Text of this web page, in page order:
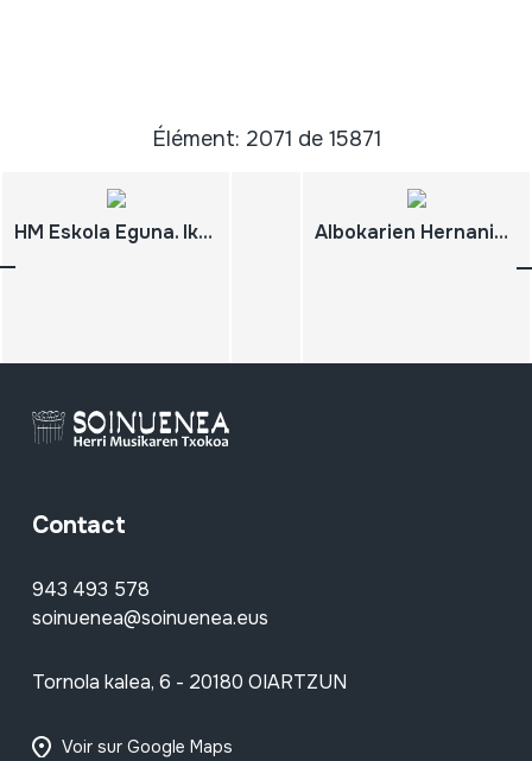
Élément: 2071 de 15871
HM Eskola Eguna. Ikasleen Kontzertua. Oiartzun. 2007-06-02 Albokarien Hernaniko 14. Topaketa. Hernani. 2007-11-18 Herri Musikaren 6. Jardunaldiak. Oiartzun, 2007-11-17. 'Launeddas' eta Alboka joleen Jaialdia. Oiartzun, 2007-11-17.
Contact
943 493 578
soinuenea@soinuenea.eus
Tornola kalea, 6 - 20180 OIARTZUN
Voir sur Google Maps